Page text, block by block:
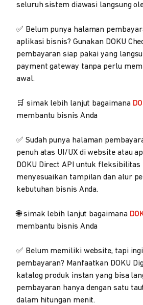
seluruh sistem diawasi langsung
✅ Belum punya halaman
aplikasi bisnis? Gunakan DOKU
pembayaran siap pakai yang
payment gateway tanpa perlu
awal.
🛒 simak lebih lanjut bagaimana
membantu bisnis Anda
✅ Sudah punya halaman
penuh atas UI/UX di website atau
DOKU Direct API untuk
menyesuaikan tampilan dan alur
kebutuhan bisnis Anda.
🌐 simak lebih lanjut bagaimana
membantu bisnis Anda
✅ Belum memiliki website, tapi
pembayaran? Manfaatkan DOKU
katalog produk instan yang bisa
pembayaran hanya dengan satu
dalam hitungan menit.